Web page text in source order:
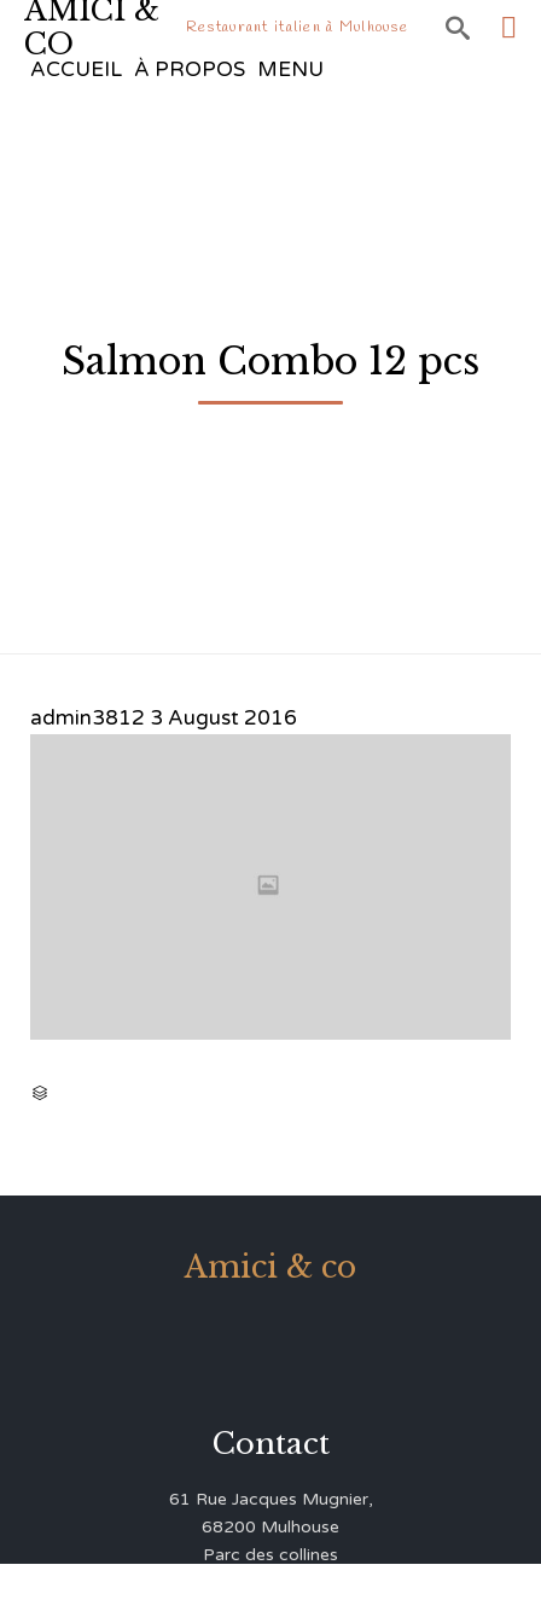
AMICI &
CO
Restaurant italien à Mulhouse 
ACCUEIL À PROPOS MENU
Salmon Combo 12 pcs
admin3812 3 August 2016

Amici & co
Contact
61 Rue Jacques Mugnier,
68200 Mulhouse
Parc des collines